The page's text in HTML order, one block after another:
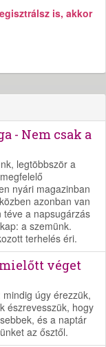
is, akkor
- Nem csak a
legtöbbször a
nyári magazinban
azonban van
téve a napsugárzás
a szemünk.
terhelés éri.
véget
úgy érezzük,
észrevesszük, hogy
és a naptár
az ősztől.